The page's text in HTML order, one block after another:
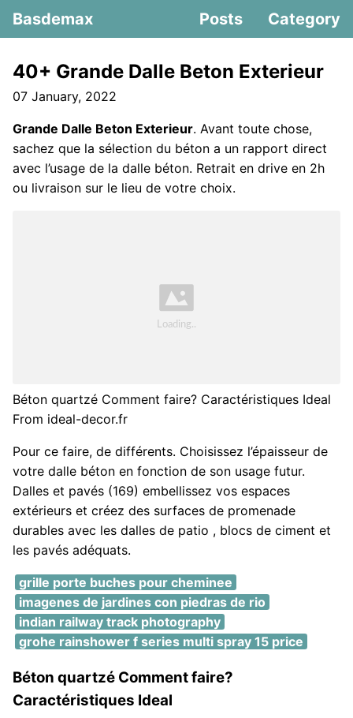
Basdemax Posts Category
40+ Grande Dalle Beton Exterieur
07 January, 2022
Grande Dalle Beton Exterieur. Avant toute chose,
sachez que la sélection du béton a un rapport direct
avec l’usage de la dalle béton. Retrait en drive en 2h
ou livraison sur le lieu de votre choix.
Béton quartzé Comment faire? Caractéristiques Ideal
From ideal-decor.fr
Pour ce faire, de différents. Choisissez l’épaisseur de
votre dalle béton en fonction de son usage futur.
Dalles et pavés (169) embellissez vos espaces
extérieurs et créez des surfaces de promenade
durables avec les dalles de patio , blocs de ciment et
les pavés adéquats.
grille porte buches pour cheminee
imagenes de jardines con piedras de rio
indian railway track photography
grohe rainshower f series multi spray 15 price
Béton quartzé Comment faire?
Caractéristiques Ideal